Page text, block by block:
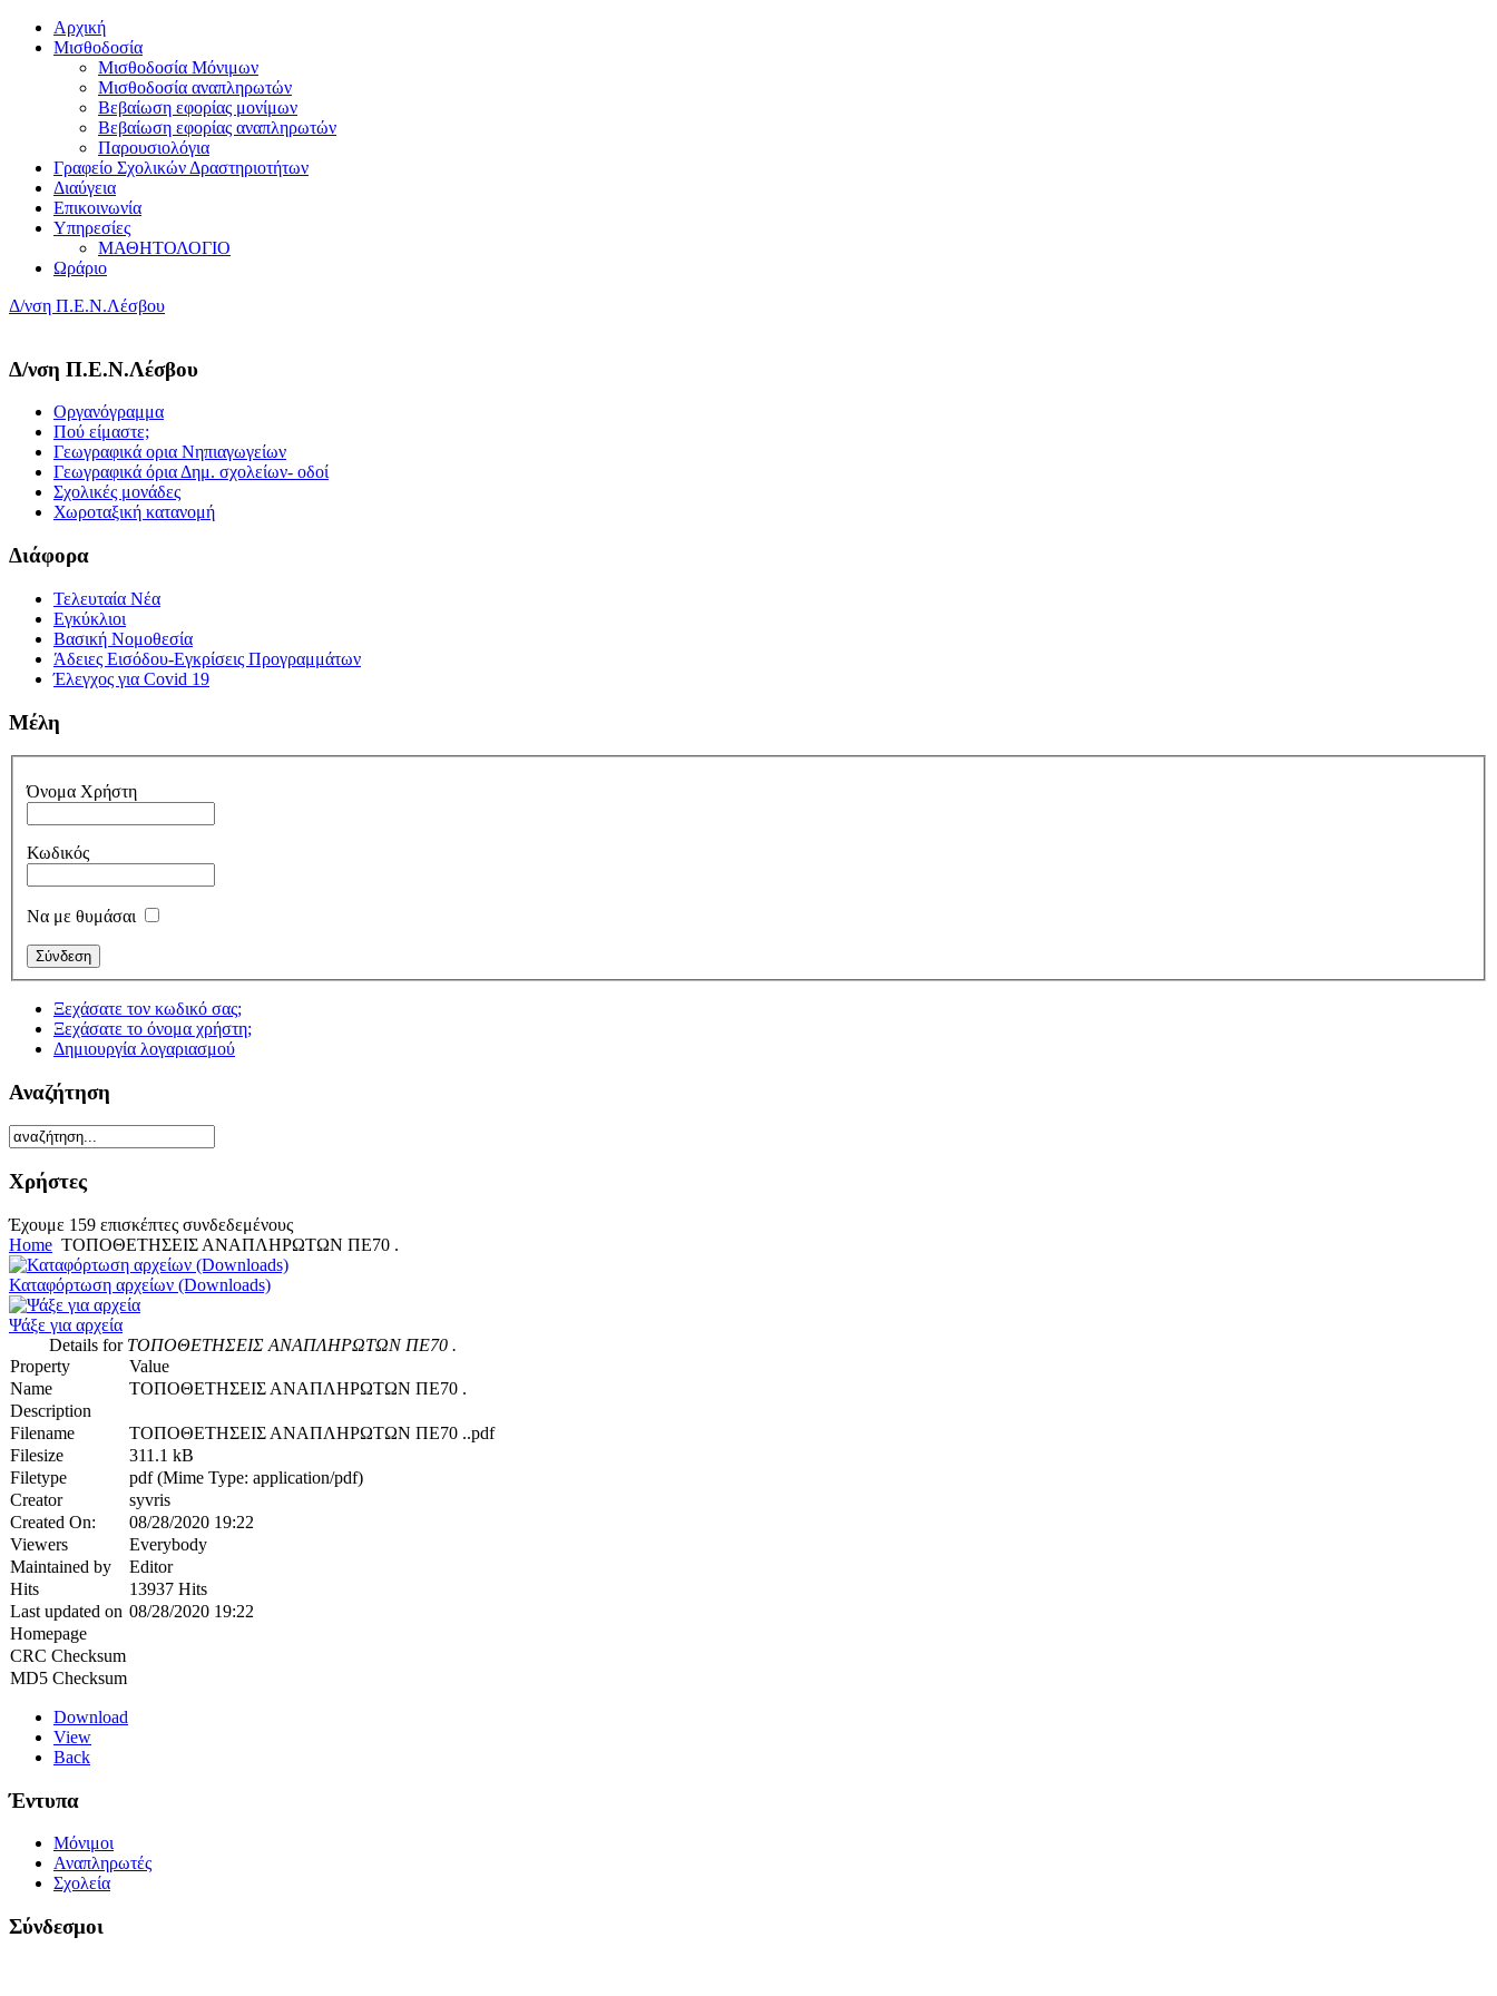
Αρχική
Μισθοδοσία
Μισθοδοσία Μόνιμων
Μισθοδοσία αναπληρωτών
Βεβαίωση εφορίας μονίμων
Βεβαίωση εφορίας αναπληρωτών
Παρουσιολόγια
Γραφείο Σχολικών Δραστηριοτήτων
Διαύγεια
Επικοινωνία
Υπηρεσίες
ΜΑΘΗΤΟΛΟΓΙΟ
Ωράριο
Δ/νση Π.Ε.Ν.Λέσβου
Δ/νση Π.Ε.Ν.Λέσβου
Οργανόγραμμα
Πού είμαστε;
Γεωγραφικά ορια Νηπιαγωγείων
Γεωγραφικά όρια Δημ. σχολείων- οδοί
Σχολικές μονάδες
Χωροταξική κατανομή
Διάφορα
Τελευταία Νέα
Εγκύκλιοι
Βασική Νομοθεσία
Άδειες Εισόδου-Εγκρίσεις Προγραμμάτων
Έλεγχος για Covid 19
Μέλη
Όνομα Χρήστη
Κωδικός
Να με θυμάσαι
Ξεχάσατε τον κωδικό σας;
Ξεχάσατε το όνομα χρήστη;
Δημιουργία λογαριασμού
Αναζήτηση
Χρήστες
Έχουμε 159 επισκέπτες συνδεδεμένους
Home ΤΟΠΟΘΕΤΗΣΕΙΣ ΑΝΑΠΛΗΡΩΤΩΝ ΠΕ70 .
Καταφόρτωση αρχείων (Downloads)
Ψάξε για αρχεία
Details forΤΟΠΟΘΕΤΗΣΕΙΣ ΑΝΑΠΛΗΡΩΤΩΝ ΠΕ70 .
Property
Value
Name
ΤΟΠΟΘΕΤΗΣΕΙΣ ΑΝΑΠΛΗΡΩΤΩΝ ΠΕ70 .
Description
Filename
ΤΟΠΟΘΕΤΗΣΕΙΣ ΑΝΑΠΛΗΡΩΤΩΝ ΠΕ70 ..pdf
Filesize
311.1 kB
Filetype
pdf (Mime Type: application/pdf)
Creator
syvris
Created On:
08/28/2020 19:22
Viewers
Everybody
Maintained by
Editor
Hits
13937 Hits
Last updated on 08/28/2020 19:22
Homepage
CRC Checksum
MD5 Checksum
Download
View
Back
Έντυπα
Μόνιμοι
Αναπληρωτές
Σχολεία
Σύνδεσμοι